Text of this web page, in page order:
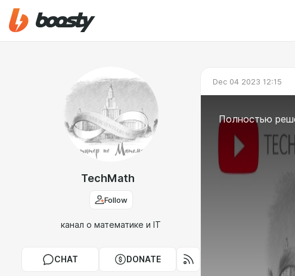
TechMath
Follow
канал о математике и IT
CHAT DONATE
Dec 04 2023 12:15
Полностью